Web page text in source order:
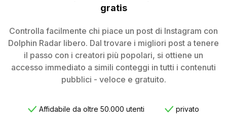
gratis
Controlla facilmente chi piace un post di Instagram con
Dolphin Radar libero. Dal trovare i migliori post a tenere
il passo con i creatori più popolari, si ottiene un
accesso immediato a simili conteggi in tutti i contenuti
pubblici - veloce e gratuito.
Affidabile da oltre 50.000 utenti privato